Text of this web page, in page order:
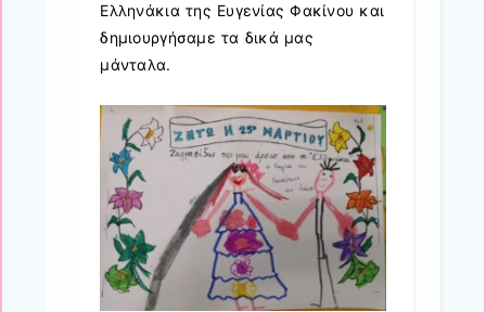
Ελληνάκια της Ευγενίας Φακίνου και
δημιουργήσαμε τα δικά μας
μάνταλα.